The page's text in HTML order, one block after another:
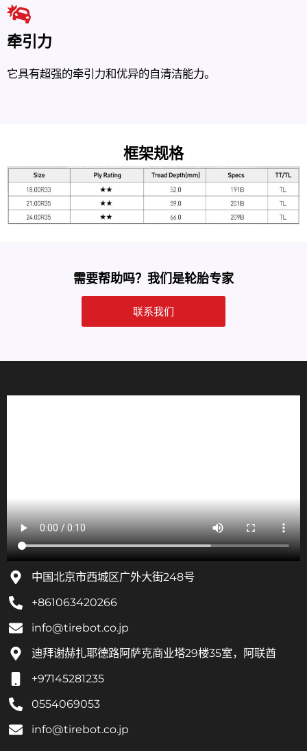
牵引力
它具有超强的牵引力和优异的自清洁能力。
框架规格
需要帮助吗？我们是轮胎专家
联系我们
中国北京市西城区广外大街248号
+861063420266
info@tirebot.co.jp
迪拜谢赫扎耶德路阿萨克商业塔29楼35室，阿联酋
+97145281235
0554069053
info@tirebot.co.jp